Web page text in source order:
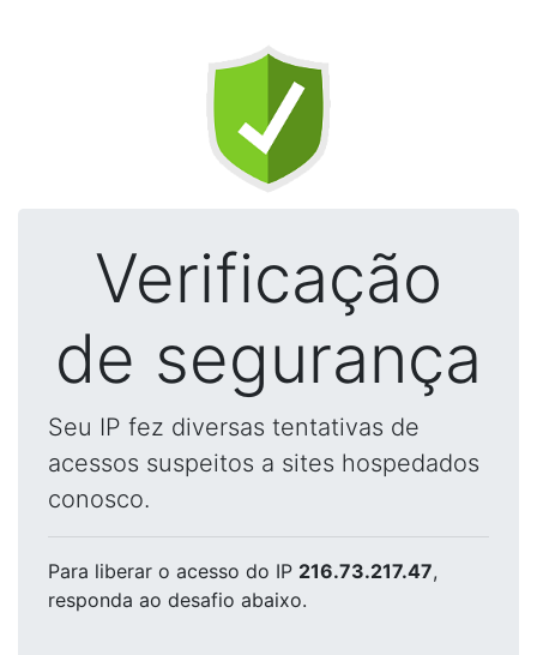
Verificação
de segurança
Seu IP fez diversas tentativas de
acessos suspeitos a sites hospedados
conosco.
Para liberar o acesso do IP 216.73.217.47,
responda ao desafio abaixo.